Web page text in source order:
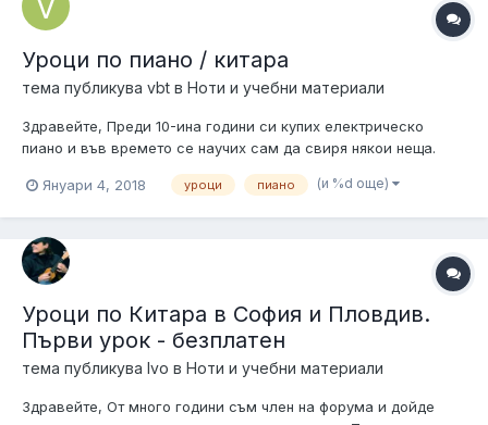
Уроци по пиано / китара
тема публикува vbt в Ноти и учебни материали
Здравейте, Преди 10-ина години си купих електрическо
пиано и във времето се научих сам да свиря някои неща.
до сега мисля, че няма дори едно произведение, което мога
знам дали е...
Януари 4, 2018 уроци пиано (и %d още)
Уроци по Китара в София и Пловдив.
Първи урок - безплатен
тема публикува Ivo в Ноти и учебни материали
Здравейте, От много години съм член на форума и дойде